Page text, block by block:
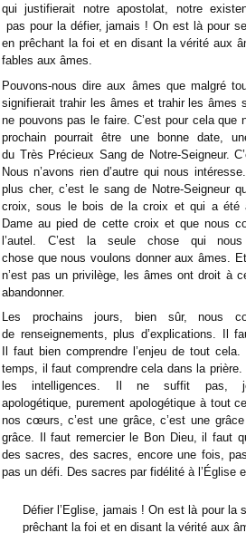
qui justifierait notre apostolat, notre
pas pour la défier, jamais ! On est là pour
en prêchant la foi et en disant la vérité aux
fables aux âmes.
Pouvons-nous dire aux âmes que malgré
signifierait trahir les âmes et trahir les âmes
ne pouvons pas le faire. C’est pour cela que
prochain pourrait être une bonne date,
du Très Précieux Sang de Notre-Seigneur.
Nous n’avons rien d’autre qui nous
plus cher, c’est le sang de Notre-Seigneur
croix, sous le bois de la croix et qui a été
Dame au pied de cette croix et que nous
l’autel. C’est la seule chose qui
chose que nous voulons donner aux âmes.
n’est pas un privilège, les âmes ont droit à
abandonner.
Les prochains jours, bien sûr, nous
de renseignements, plus d’explications. Il
Il faut bien comprendre l’enjeu de tout
temps, il faut comprendre cela dans la
les intelligences. Il ne suffit pas, je
apologétique, purement apologétique à tout
nos cœurs, c’est une grâce, c’est une
grâce. Il faut remercier le Bon Dieu, il faut
des sacres, des sacres, encore une fois,
pas un défi. Des sacres par fidélité à l’Église
Défier l’Eglise, jamais ! On est là pour la
prêchant la foi et en disant la vérité aux